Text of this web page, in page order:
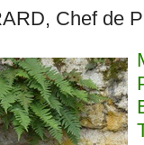
Chef de